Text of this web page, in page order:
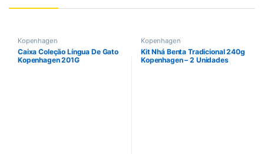
Kopenhagen
Caixa Coleção Língua De Gato
Kopenhagen 201G
Kopenhagen
Kit Nhá Benta Tradicional 240g
Kopenhagen – 2 Unidades